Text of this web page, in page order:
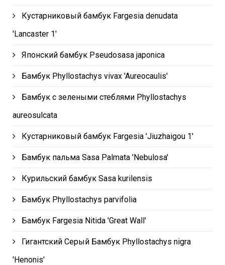
Кустарниковый бамбук Fargesia denudata
'Lancaster 1'
Японский бамбук Pseudosasa japonica
Бамбук Phyllostachys vivax 'Aureocaulis'
Бамбук с зелеными стеблями Phyllostachys
aureosulcata
Кустарниковый бамбук Fargesia 'Jiuzhaigou 1'
Бамбук пальма Sasa Palmata 'Nebulosa'
Курильский бамбук Sasa kurilensis
Бамбук Phyllostachys parvifolia
Бамбук Fargesia Nitida 'Great Wall'
Гигантский Серый Бамбук Phyllostachys nigra
'Henonis'